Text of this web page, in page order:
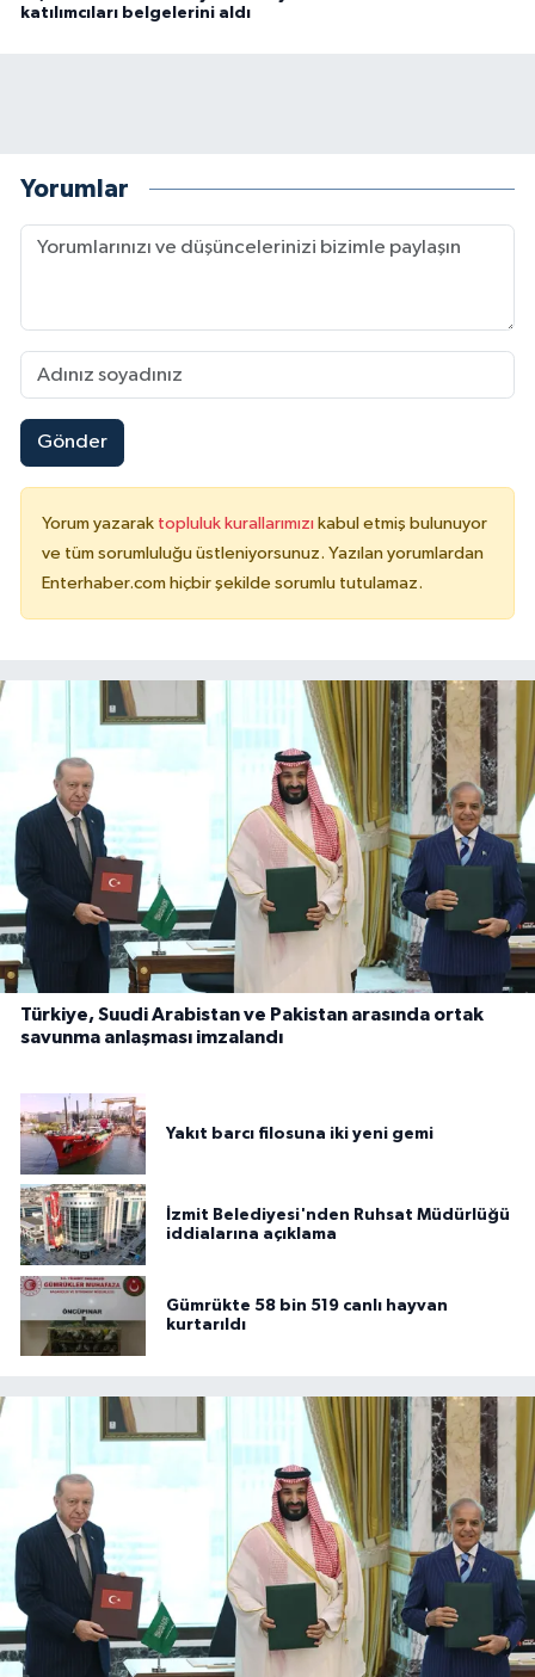
katılımcıları belgelerini aldı
Yorumlar
Gönder
Yorum yazarak topluluk kurallarımızı kabul etmiş bulunuyor
ve tüm sorumluluğu üstleniyorsunuz. Yazılan yorumlardan
Enterhaber.com hiçbir şekilde sorumlu tutulamaz.
Türkiye, Suudi Arabistan ve Pakistan arasında ortak
savunma anlaşması imzalandı
Yakıt barcı filosuna iki yeni gemi
İzmit Belediyesi'nden Ruhsat Müdürlüğü
iddialarına açıklama
Gümrükte 58 bin 519 canlı hayvan
kurtarıldı